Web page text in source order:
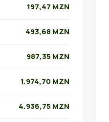
197,47 MZN
493,68 MZN
987,35 MZN
1.974,70 MZN
4.936,75 MZN